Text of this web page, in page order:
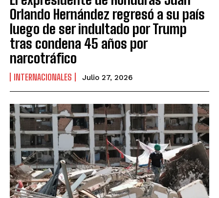
Orlando Hernández regresó a su país
luego de ser indultado por Trump
tras condena 45 años por
narcotráfico
INTERNACIONALES Julio 27, 2026